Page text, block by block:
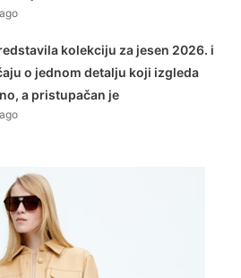
kolekciju za jesen 2026. i
o jednom detalju koji izgleda
a pristupačan je